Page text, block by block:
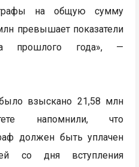
на общую сумму
превышает показатели
прошлого года», —
взыскано 21,58 млн
напомнили, что
должен быть уплачен
со дня вступления